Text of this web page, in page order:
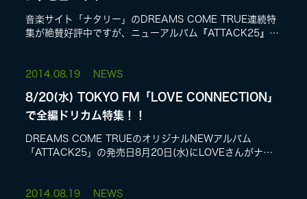
MASA BLOG
音楽サイト「ナタリー」のDREAMS COME TRUE連続特
集が絶賛好評中ですが、ニューアルバム『ATTACK25』発
2014. 08.19 NEWS
8/20(水) TOKYO FM「LOVE CONNECTION」
で全編ドリカム特集！！
DREAMS COME TRUEのオリジナルNEWアルバム
「ATTACK25」の発売日8月20日(水)にLOVEさんがナビ
2014. 08.19 NEWS